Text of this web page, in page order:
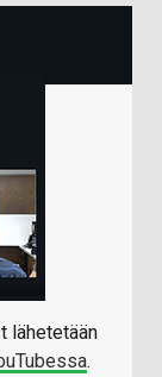
lähetetään
.